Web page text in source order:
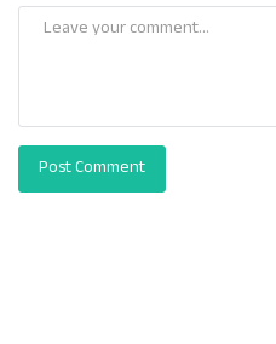
Post Comment